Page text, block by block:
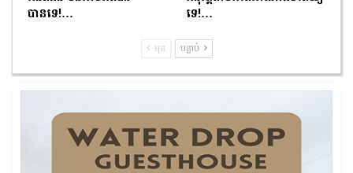
បានទេ!…
ទេ!…
មុន បន្ទាប់